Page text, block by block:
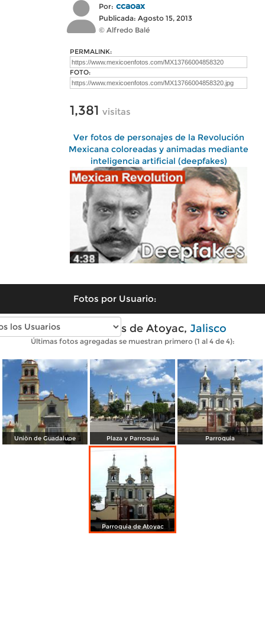
Por: ccaoax
Publicada: Agosto 15, 2013
© Alfredo Balé
PERMALINK:
FOTO:
1,381 visitas
Ver fotos de personajes de la Revolución
Mexicana coloreadas y animadas mediante
inteligencia artificial (deepfakes)
Fotos por Usuario:
Fotos modernas de Atoyac, Jalisco
Últimas fotos agregadas se muestran primero (1 al 4 de 4):
Uniòn de Guadalupe Plaza y Parroquia Parroquia
Parroquia de Atoyac